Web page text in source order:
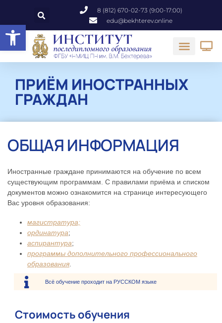
Открыть панель инструментов
8 (812) 670-02-73 (9:00-17:00)
edu@bekhterev.online
ПРИЁМ ИНОСТРАННЫХ
ГРАЖДАН
ОБЩАЯ ИНФОРМАЦИЯ
Иностранные граждане принимаются на обучение по всем
существующим программам. С правилами приёма и списком
документов можно ознакомится на странице интересующего
Вас уровня образования:
магистратура;
ординатура;
аспирантура;
программы дополнительного профессионального
образования
Всё обучение проходит на РУССКОМ языке
Стоимость обучения